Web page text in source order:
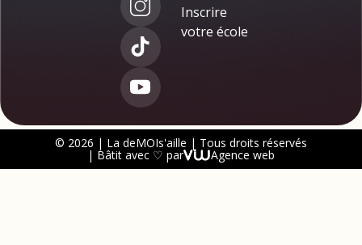
Inscrire
votre école
© 2026 | La deMOIs'aille | Tous droits réservés
| Bâtit avec ♡ par Agence web